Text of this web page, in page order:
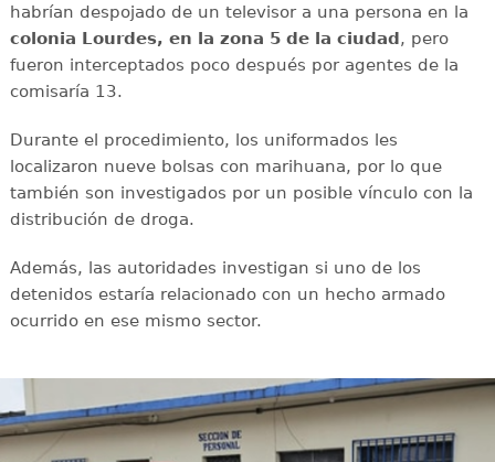
habrían despojado de un televisor a una persona en la
colonia Lourdes, en la zona 5 de la ciudad, pero
fueron interceptados poco después por agentes de la
comisaría 13.
Durante el procedimiento, los uniformados les
localizaron nueve bolsas con marihuana, por lo que
también son investigados por un posible vínculo con la
distribución de droga.
Además, las autoridades investigan si uno de los
detenidos estaría relacionado con un hecho armado
ocurrido en ese mismo sector.